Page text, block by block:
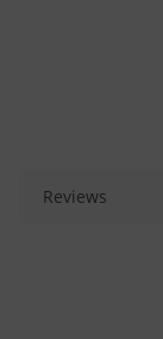
Reviews